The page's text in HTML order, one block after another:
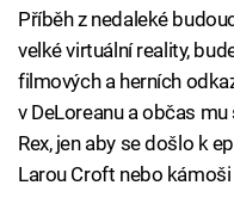
Příběh z nedaleké
velké virtuální reality,
filmových a herních
v DeLoreanu a občas
Rex, jen aby se došlo k
Larou Croft nebo